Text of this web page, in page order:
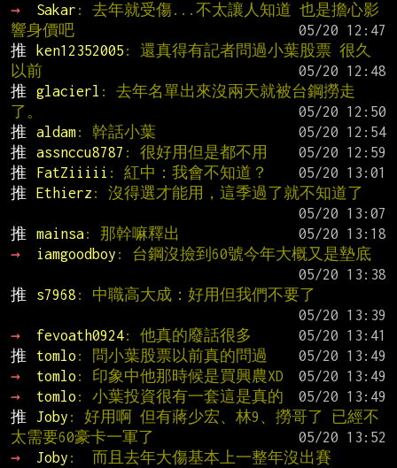
→
Sakar : 去年就受傷...不太讓人知道 也是擔心影
響身價吧
推
ken12352005 : 還真得有記者問過小葉股票 很久
以前
推
glacierl : 去年名單出來沒兩天就被台鋼撈走
了。
推
aldam: 幹話小葉
推
assnccu8787 : 很好用但是都不用
推
FatZiiiii : 紅中：我會不知道？
推
Ethierz : 沒得選才能用，這季過了就不知道了
推
mainsa: 那幹嘛釋出
→
iamgoodboy : 台鋼沒撿到60號今年大概又是墊底
推
s7968 : 中職高大成：好用但我們不要了
→
fevoath0924: 他真的廢話很多
推
tomlo : 問小葉股票以前真的問過
→
tomlo : 印象中他那時候是買興農XD
→
tomlo : 小葉投資很有一套這是真的
推
Joby : 好用啊 但有蔣少宏、林9、撈哥了 已經不
太需要60豪卡一軍了
→
Joby :  而且去年大傷基本上一整年沒出賽